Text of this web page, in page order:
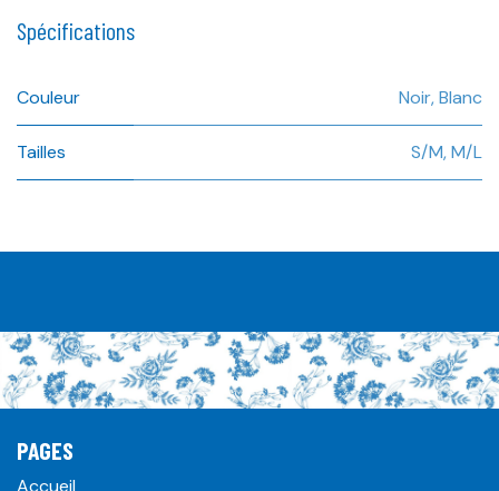
Spécifications
Couleur Noir,Blanc
Tailles S/M,M/L
PAGES